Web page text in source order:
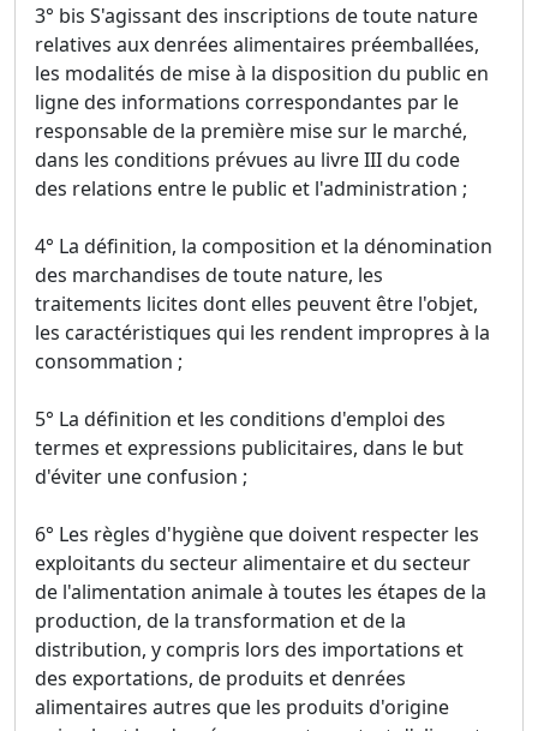
3° bis S'agissant des inscriptions de toute nature
relatives aux denrées alimentaires préemballées,
les modalités de mise à la disposition du public en
ligne des informations correspondantes par le
responsable de la première mise sur le marché,
dans les conditions prévues au livre III du code
des relations entre le public et l'administration ;
4° La définition, la composition et la dénomination
des marchandises de toute nature, les
traitements licites dont elles peuvent être l'objet,
les caractéristiques qui les rendent impropres à la
consommation ;
5° La définition et les conditions d'emploi des
termes et expressions publicitaires, dans le but
d'éviter une confusion ;
6° Les règles d'hygiène que doivent respecter les
exploitants du secteur alimentaire et du secteur
de l'alimentation animale à toutes les étapes de la
production, de la transformation et de la
distribution, y compris lors des importations et
des exportations, de produits et denrées
alimentaires autres que les produits d'origine